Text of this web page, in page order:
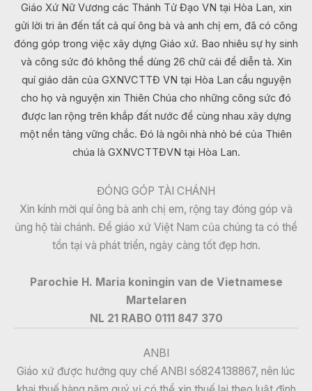
Giáo Xứ Nữ Vương các Thánh Tử Đạo VN tại Hòa Lan, xin
gửi lời tri ân đến tất cả quí ông bà và anh chị em, đã có công
đóng góp trong việc xây dựng Giáo xứ. Bao nhiêu sự hy sinh
và công sức đó không thể dùng 26 chữ cái để diễn tả. Xin
quí giáo dân của GXNVCTTĐ VN tại Hòa Lan cầu nguyện
cho họ và nguyện xin Thiên Chúa cho những công sức đó
được lan rộng trên khắp đất nước để cùng nhau xây dựng
một nền tảng vững chắc. Đó là ngôi nhà nhỏ bé của Thiên
chúa là GXNVCTTĐVN tại Hòa Lan.
ĐÓNG GÓP TÀI CHÁNH
Xin kính mời quí ông bà anh chị em, rộng tay đóng góp và
ủng hộ tài chánh. Để giáo xứ Việt Nam của chúng ta có thể
tồn tại và phát triển, ngày càng tốt đẹp hơn.
Parochie H. Maria koningin van de Vietnamese
Martelaren
NL 21 RABO 0111 847 370
ANBI
Giáo xứ được hưởng quy chế ANBI số824138867, nên lúc